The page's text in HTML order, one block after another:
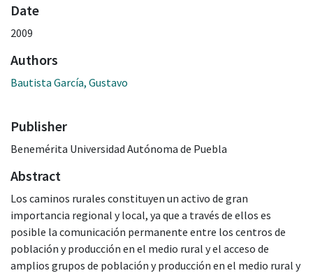
Date
2009
Authors
Bautista García, Gustavo
Publisher
Benemérita Universidad Autónoma de Puebla
Abstract
Los caminos rurales constituyen un activo de gran
importancia regional y local, ya que a través de ellos es
posible la comunicación permanente entre los centros de
población y producción en el medio rural y el acceso de
amplios grupos de población y producción en el medio rural y